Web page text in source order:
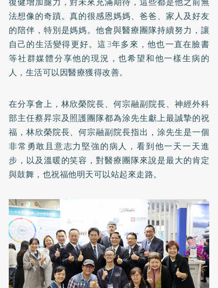
法想像的奇蹟。真的很感恩媽媽、爸爸、家人及好友
的陪伴，特別是媽媽。他會與醫療團隊持續努力，讓
自己的生活變得更好。這3年多來，他也一直在臉書
等社群媒體分享他的現況，也希望和他一樣生病的
人，生活可以因醫療獲得改善。
在分享會上，林欣榮院長、何宗融副院長、神經外科
部主任蔡昇宗及照護團隊都為涂先生獻上最誠摯的祝
福，林欣榮院長、何宗融副院長指出，涂先生是一個
非常勇敢且意志力堅強的病人，看到他一天一天進
步，以及溫暖的笑容，對醫療團隊來說是最大的肯定
與鼓舞，也祝福他明天可以站起來走路。